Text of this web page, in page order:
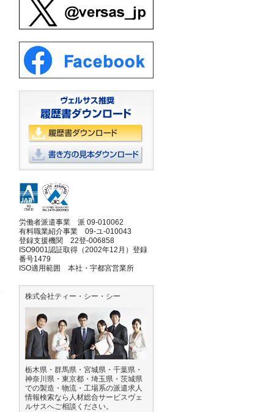
労働者派遣事業 派 09-010062
有料職業紹介事業 09-ユ-010043
登録支援機関 22登-006858
ISO9001認証取得（2002年12月）登録
番号1479
ISO適用範囲 本社・宇都宮営業所
株式会社ティー・シー・シー
栃木県・群馬県・宮城県・千葉県・
神奈川県・東京都・埼玉県・茨城県
での製造・物流・工場系の派遣求人
情報検索なら人材総合サービスヴェ
ルサスへご相談ください。